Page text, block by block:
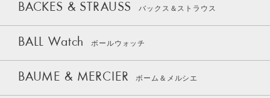
BACKES & STRAUSS バックス＆ストラウス
BALL Watch ボールウォッチ
BAUME & MERCIER ボーム＆メルシエ